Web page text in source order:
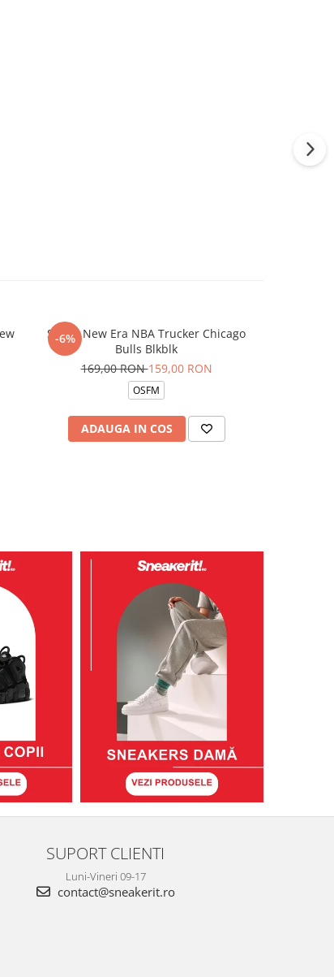
-6%
Sapca New Era NBA Trucker Chicago
Bulls Blkblk
169,00 RON159,00 RON
OSFM
ADAUGA IN COS
SUPORT CLIENTI
Luni-Vineri 09-17
contact@sneakerit.ro